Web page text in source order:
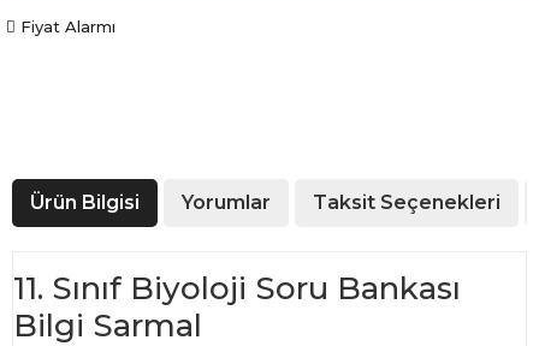
Fiyat Alarmı
Ürün Bilgisi Yorumlar Taksit Seçenekleri
11. Sınıf Biyoloji Soru Bankası
Bilgi Sarmal